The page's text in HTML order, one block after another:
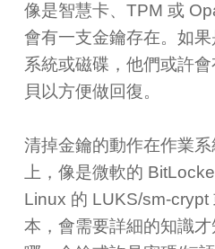
像是智慧卡、TPM 或
會有一支金鑰存在。如
系統或磁碟，他們或許
貝以方便做回復。
清掉金鑰的動作在作業
上，像是微軟的
Linux 的 LUKS/sm-crypt
本，會需要詳細的知識